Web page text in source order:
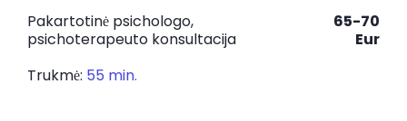
Pakartotinė psichologo,
psichoterapeuto konsultacija
Trukmė: 55 min.
65-70
Eur